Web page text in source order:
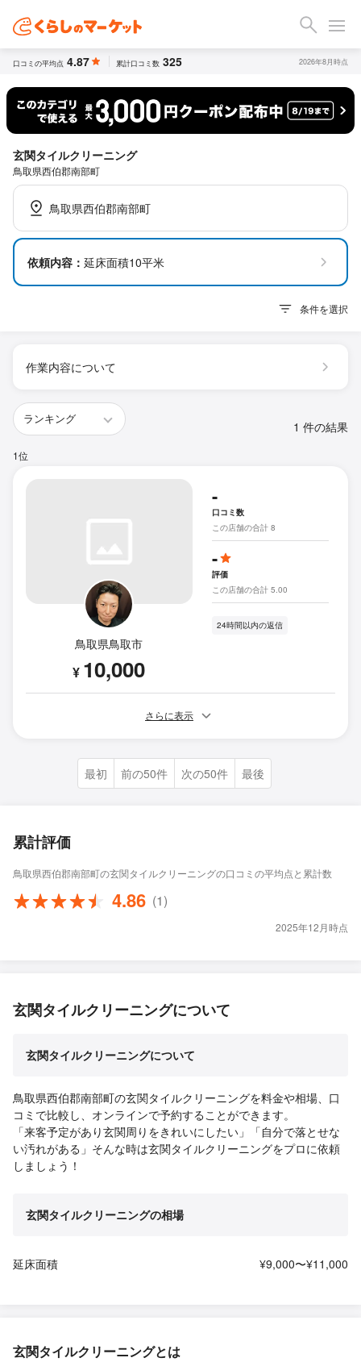
口コミの平均点 4.87 累計口コミ数 325 2026年8月時点
玄関タイルクリーニング
鳥取県西伯郡南部町
鳥取県西伯郡南部町
依頼内容： 延床面積10平米
条件を選択
作業内容について
1 件の結果
1位
鳥取県鳥取市
¥ 10,000
-
口コミ数
この店舗の合計 8
-
評価
この店舗の合計 5.00
24時間以内の返信
さらに表示
最初 前の50件 次の50件 最後
累計評価
鳥取県西伯郡南部町の玄関タイルクリーニングの口コミの平均点と累計数
4.86 (1)
2025年12月時点
玄関タイルクリーニングについて
玄関タイルクリーニングについて
鳥取県西伯郡南部町の玄関タイルクリーニングを料金や相場、口
コミで比較し、オンラインで予約することができます。
「来客予定があり玄関周りをきれいにしたい」「自分で落とせな
い汚れがある」そんな時は玄関タイルクリーニングをプロに依頼
しましょう！
玄関タイルクリーニングの相場
延床面積 ¥9,000〜¥11,000
玄関タイルクリーニングとは